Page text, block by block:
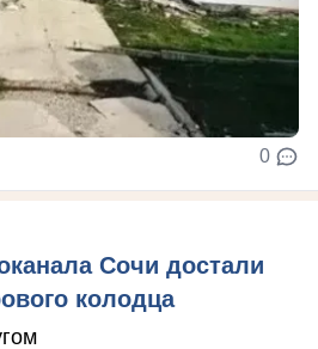
0
Сочи достали
колодца